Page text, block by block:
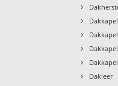
›
›
›
›
›
› Dakleer